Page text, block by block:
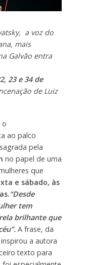
a voz do
mais
Galvão entra
23 e 34 de
de Luiz
o
ao palco
pela
no papel de uma
que
e sábado, às
“Desde
tem
brilhante que
A frase, da
a autora
texto para